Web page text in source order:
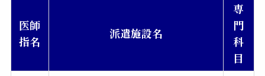
医師
指名
派遣施設名
専
門
科
目